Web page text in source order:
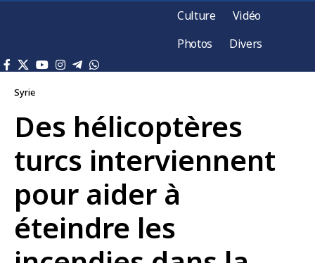
Culture
Vidéo
Photos
Divers
Syrie
Des hélicoptères
turcs interviennent
pour aider à
éteindre les